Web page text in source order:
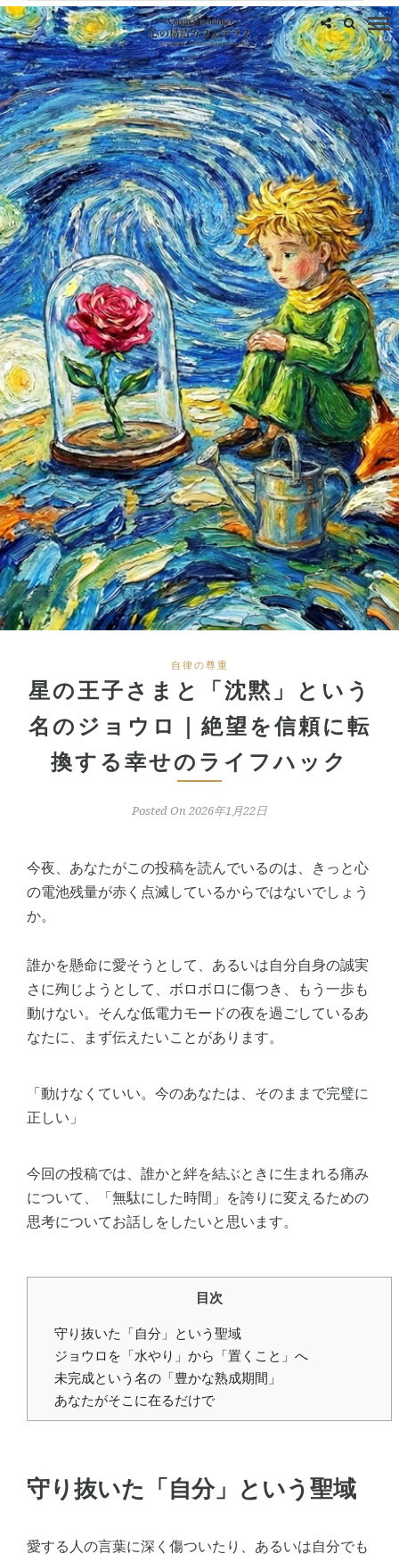
自律の尊重
星の王子さまと「沈黙」という
名のジョウロ｜絶望を信頼に転
換する幸せのライフハック
Posted On 2026年1月22日
今夜、あなたがこの投稿を読んでいるのは、きっと心
の電池残量が赤く点滅しているからではないでしょう
か。
誰かを懸命に愛そうとして、あるいは自分自身の誠実
さに殉じようとして、ボロボロに傷つき、もう一歩も
動けない。そんな低電力モードの夜を過ごしているあ
なたに、まず伝えたいことがあります。
「動けなくていい。今のあなたは、そのままで完璧に
正しい」
今回の投稿では、誰かと絆を結ぶときに生まれる痛み
について、「無駄にした時間」を誇りに変えるための
思考についてお話しをしたいと思います。
目次
守り抜いた「自分」という聖域
ジョウロを「水やり」から「置くこと」へ
未完成という名の「豊かな熟成期間」
あなたがそこに在るだけで
守り抜いた「自分」という聖域
愛する人の言葉に深く傷ついたり、あるいは自分でも